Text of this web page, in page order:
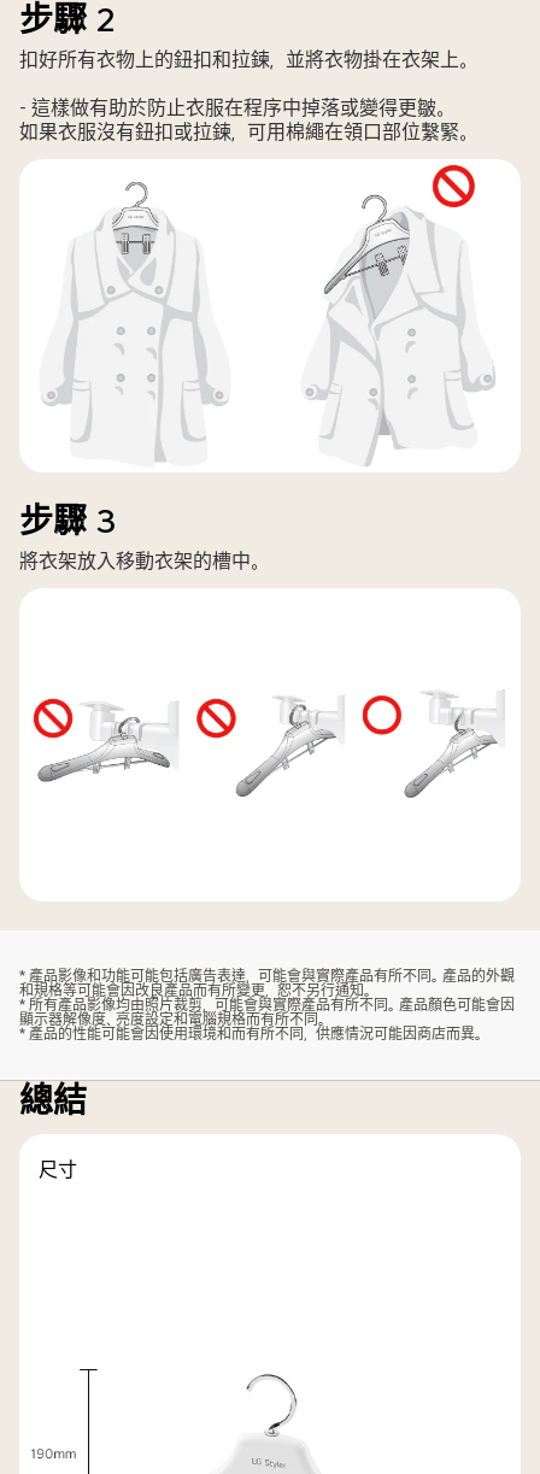
步驟 2
扣好所有衣物上的鈕扣和拉鍊，並將衣物掛在衣架上。
- 這樣做有助於防止衣服在程序中掉落或變得更皺。
如果衣服沒有鈕扣或拉鍊，可用棉繩在領口部位繫緊。
步驟 3
將衣架放入移動衣架的槽中。
* 產品影像和功能可能包括廣告表達，可能會與實際產品有所不同。產品的外觀
和規格等可能會因改良產品而有所變更，恕不另行通知。
* 所有產品影像均由照片裁剪，可能會與實際產品有所不同。產品顏色可能會因
顯示器解像度、亮度設定和電腦規格而有所不同。
* 產品的性能可能會因使用環境和而有所不同，供應情況可能因商店而異。
總結
尺寸